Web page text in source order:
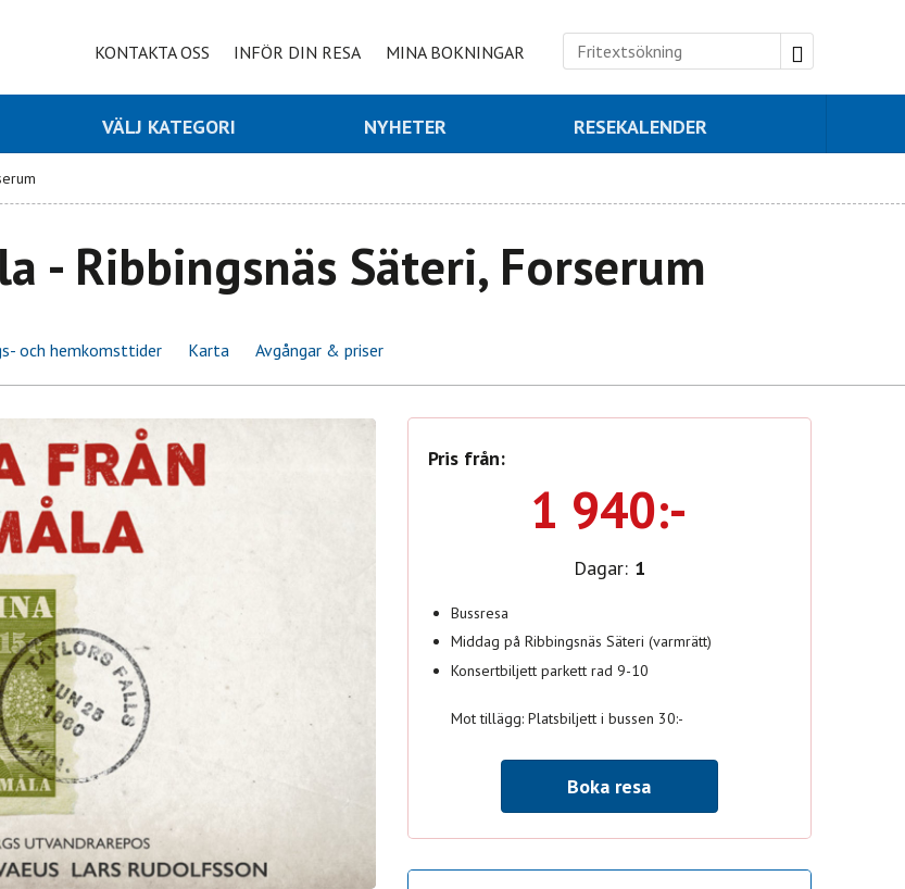
KONTAKTA OSS INFÖR DIN RESA MINA BOKNINGAR
VÄLJ KATEGORI NYHETER RESEKALENDER
- Ribbingsnäs Säteri, Forserum
och hemkomsttider Karta Avgångar & priser
Pris från:
1 940:-
Dagar: 1
Bussresa
Middag på Ribbingsnäs Säteri (varmrätt)
Konsertbiljett parkett rad 9-10
Mot tillägg: Platsbiljett i bussen 30:-
Boka resa